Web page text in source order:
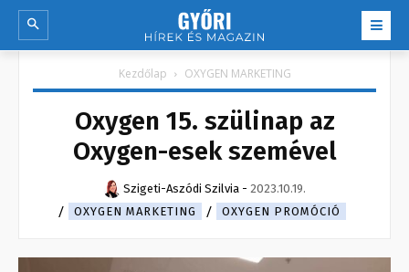
Kezdőlap OXYGEN MARKETING
Oxygen 15. szülinap az
Oxygen-esek szemével
Szigeti-Aszódi Szilvia - 2023.10.19.
OXYGEN MARKETING
OXYGEN PROMÓCIÓ